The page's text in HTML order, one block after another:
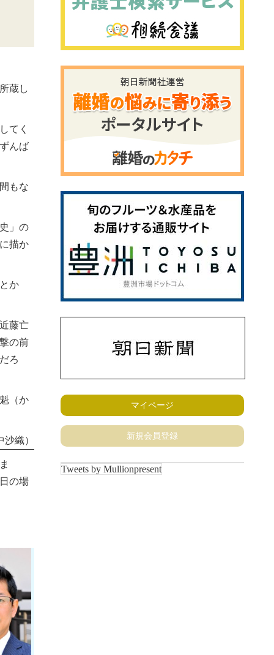
蔵し
てく
んば
もな
」の
描か
か
藤亡
の前
ろ
（か
織）
の場
マイページ
新規会員登録
Tweets by Mullionpresent